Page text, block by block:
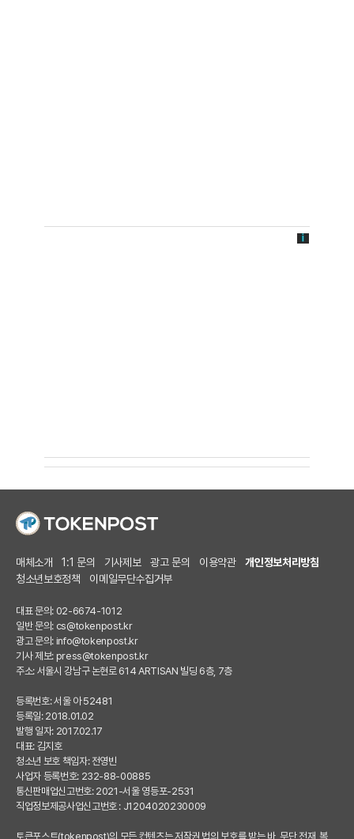
매체소개 1:1 문의 기사제보 광고 문의 이용약관
개인정보처리방침
청소년보호정책
이메일무단수집거부
대표 문의: 02-6674-1012
일반 문의: cs@tokenpost.kr
광고 문의: info@tokenpost.kr
기사 제보: press@tokenpost.kr
주소: 서울시 강남구 논현로 614 ARTISAN 빌딩 6층, 7층
등록번호: 서울 아 52481
등록일: 2018.01.02
발행 일자: 2017.02.17
대표: 김지호
청소년 보호 책임자: 전영빈
사업자 등록번호: 232-88-00885
통신판매업신고번호: 2021-서울 영등포-2531
직업정보제공사업신고번호 : J1204020230009
토큰포스트(tokenpost)의 모든 컨텐츠는 저작권 법의 보호를 받는 바, 무단 전재, 복